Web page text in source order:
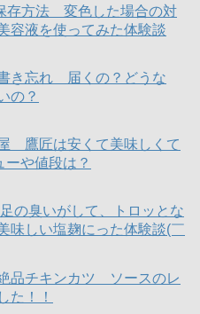
存方法 変色した場合の対
液を使ってみた体験談
き忘れ 届くの？どうな
の？
鷹匠は安くて美味しくて
や値段は？
の臭いがして、トロッとな
味しい塩麹にった体験談(￣
品チキンカツ ソースのレ
た！！